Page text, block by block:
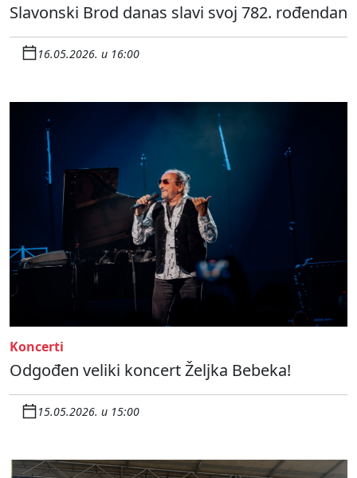
Slavonski Brod danas slavi svoj 782. rođendan
16.05.2026. u 16:00
Koncerti
Odgođen veliki koncert Željka Bebeka!
15.05.2026. u 15:00